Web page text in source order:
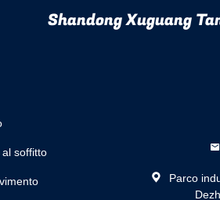
Shandong Xuguang
soffitto
Parco